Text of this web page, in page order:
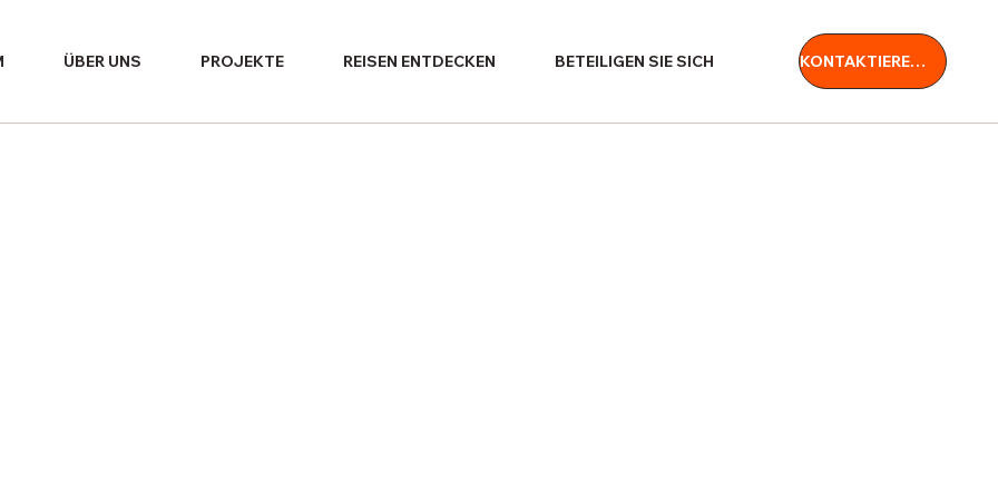
ÜBER UNS PROJEKTE REISEN ENTDECKEN BETEILIGEN SIE SICH KONTAKTIEREN SIE UNS